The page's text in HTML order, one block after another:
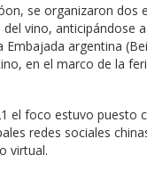
se organizaron dos
vino, anticipándose
argentina
en el marco de la
el foco estuvo puesto
redes sociales
virtual.